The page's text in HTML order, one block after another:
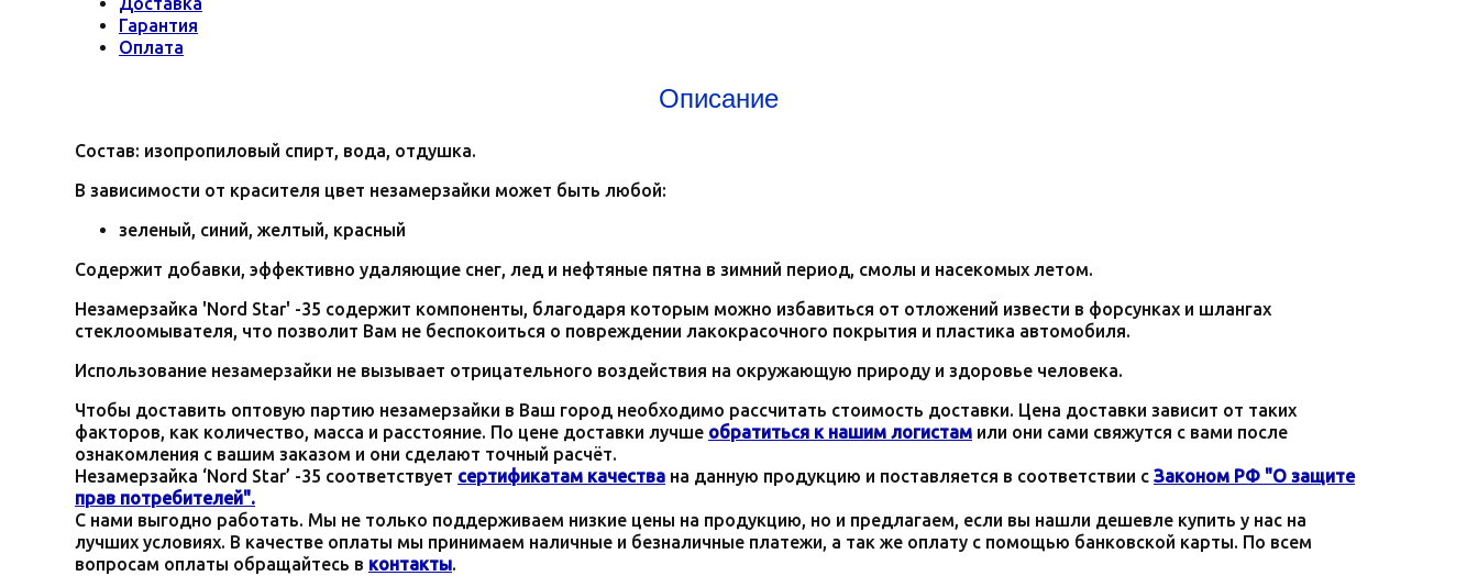
Гарантия
Оплата
Описание
Состав: изопропиловый спирт, вода, отдушка.
В зависимости от красителя цвет незамерзайки может быть любой:
зеленый, синий, желтый, красный
Содержит добавки, эффективно удаляющие снег, лед и нефтяные пятна в зимний период, смолы и насекомых летом.
Незамерзайка 'Nord Star' -35 содержит компоненты, благодаря которым можно избавиться от отложений извести в форсунках и шлангах
стеклоомывателя, что позволит Вам не беспокоиться о повреждении лакокрасочного покрытия и пластика автомобиля.
Использование незамерзайки не вызывает отрицательного воздействия на окружающую природу и здоровье человека.
Чтобы доставить оптовую партию незамерзайки в Ваш город необходимо рассчитать стоимость доставки. Цена доставки зависит от таких
факторов, как количество, масса и расстояние. По цене доставки лучше обратиться к нашим логистам или они сами свяжутся с вами после
ознакомления с вашим заказом и они сделают точный расчёт.
Незамерзайка ‘Nord Star’ -35 соответствует сертификатам качества на данную продукцию и поставляется в соответствии с Законом РФ "О защите
прав потребителей".
С нами выгодно работать. Мы не только поддерживаем низкие цены на продукцию, но и предлагаем, если вы нашли дешевле купить у нас на
лучших условиях. В качестве оплаты мы принимаем наличные и безналичные платежи, а так же оплату с помощью банковской карты. По всем
вопросам оплаты обращайтесь в контакты.